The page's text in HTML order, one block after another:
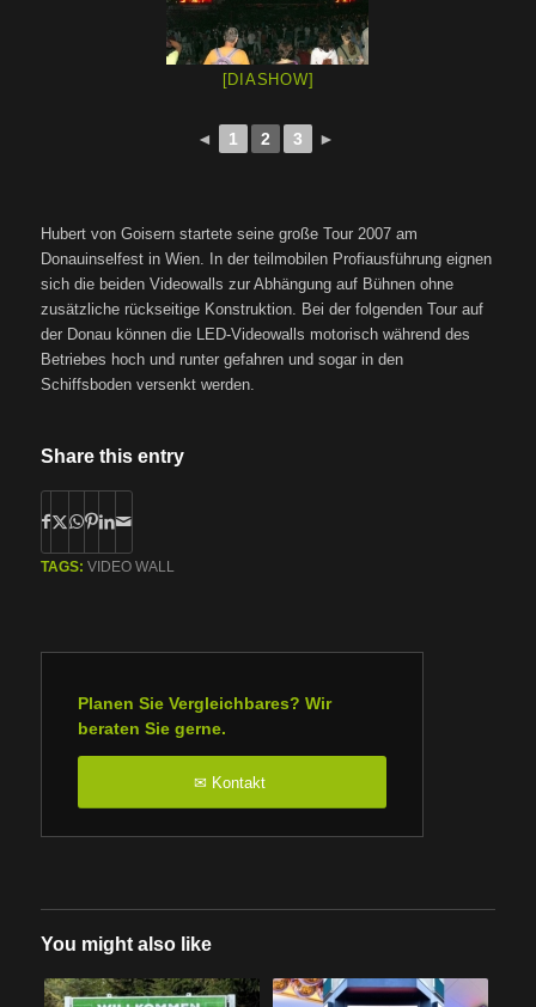
[DIASHOW]
◄ 1 2 3 ►
Hubert von Goisern startete seine große Tour 2007 am
Donauinselfest in Wien. In der teilmobilen Profiausführung eignen
sich die beiden Videowalls zur Abhängung auf Bühnen ohne
zusätzliche rückseitige Konstruktion. Bei der folgenden Tour auf
der Donau können die LED-Videowalls motorisch während des
Betriebes hoch und runter gefahren und sogar in den
Schiffsboden versenkt werden.
Share this entry
TAGS: VIDEO WALL
Planen Sie Vergleichbares? Wir
beraten Sie gerne.
✉ Kontakt
You might also like